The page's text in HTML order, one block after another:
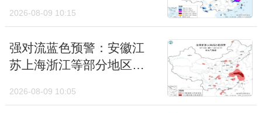
2026-08-09 10:15
强对流蓝色预警：安徽江
苏上海浙江等部分地区有
2026-08-09 10:05